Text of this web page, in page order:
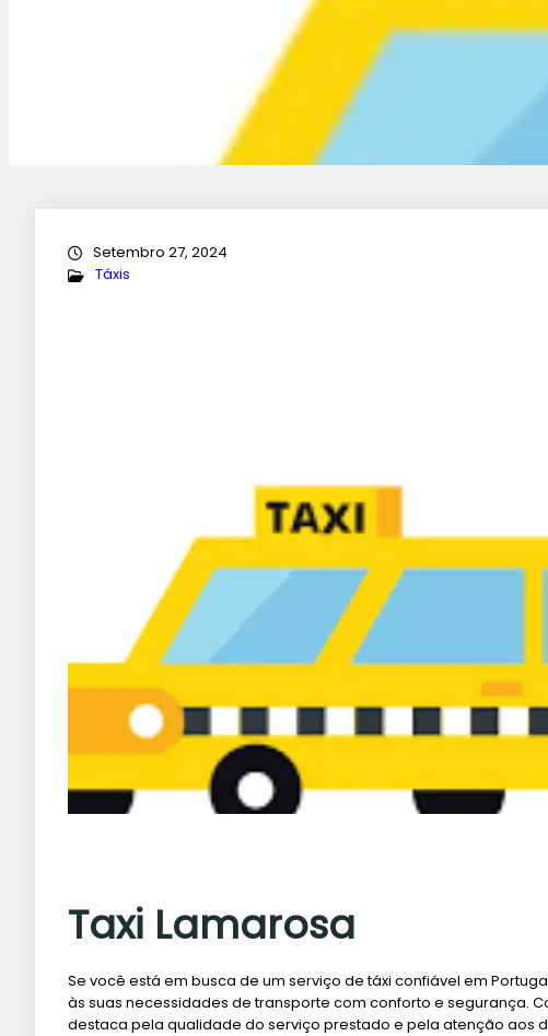
Setembro 27, 2024
Táxis
Taxi Lamarosa
Se você está em busca de um serviço de táxi confiável em
às suas necessidades de transporte com conforto e segurança.
destaca pela qualidade do serviço prestado e pela atenção aos